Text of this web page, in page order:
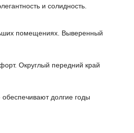
и солидность.
помещениях. Выверенный
Округлый передний край
долгие годы